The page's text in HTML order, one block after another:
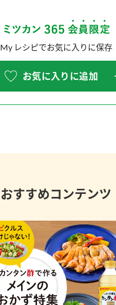
My レシピでお気に入りに保存
お気に入りに追加
おすすめコンテンツ